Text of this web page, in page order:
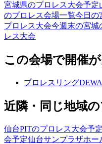
宮城県のプロレス大会予定
のプロレス会場一覧今日の
プロレス大会今週末の宮城
レス大会
この会場で開催
プロレスリングDEWA
近隣・同じ地域
仙台PITのプロレス大会予定
会予定仙台サンプラザホー